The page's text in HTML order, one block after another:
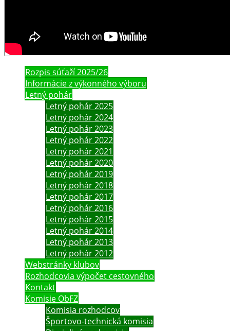
Rozpis súťaží 2025/26
Informácie z výkonného výboru
Letný pohár
Letný pohár 2025
Letný pohár 2024
Letný pohár 2023
Letný pohár 2022
Letný pohár 2021
Letný pohár 2020
Letný pohár 2019
Letný pohár 2018
Letný pohár 2017
Letný pohár 2016
Letný pohár 2015
Letný pohár 2014
Letný pohár 2013
Letný pohár 2012
Webstránky klubov
Rozhodcovia výpočet cestovného
Kontakt
Komisie ObFZ
Komisia rozhodcov
Športovo-technická komisia